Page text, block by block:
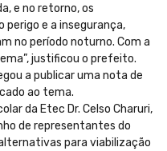
e no retorno, os
e a insegurança,
no período noturno. Com a
justificou o prefeito.
a publicar uma nota de
ao tema.
da Etec Dr. Celso Charuri,
de representantes do
para viabilização